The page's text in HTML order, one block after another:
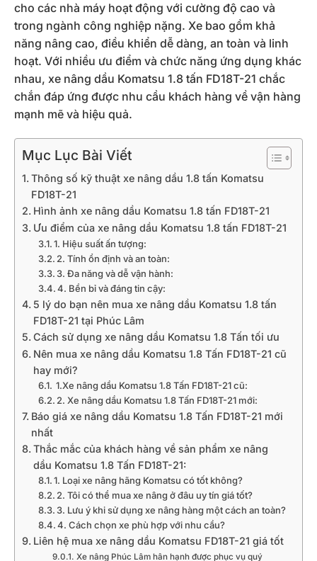
cho các nhà máy hoạt động với cường độ cao và
trong ngành công nghiệp nặng. Xe bao gồm khả
năng nâng cao, điều khiển dễ dàng, an toàn và linh
hoạt. Với nhiều ưu điểm và chức năng ứng dụng khác
nhau, xe nâng dầu Komatsu 1.8 tấn FD18T-21 chắc
chắn đáp ứng được nhu cầu khách hàng về vận hàng
mạnh mẽ và hiệu quả.
Mục Lục Bài Viết
Thông số kỹ thuật xe nâng dầu 1.8 tấn Komatsu
FD18T-21
Hình ảnh xe nâng dầu Komatsu 1.8 tấn FD18T-21
Ưu điểm của xe nâng dầu Komatsu 1.8 tấn FD18T-21
1. Hiệu suất ấn tượng:
2. Tính ổn định và an toàn:
3. Đa năng và dễ vận hành:
4. Bền bỉ và đáng tin cậy:
5 lý do bạn nên mua xe nâng dầu Komatsu 1.8 tấn
FD18T-21 tại Phúc Lâm
Cách sử dụng xe nâng dầu Komatsu 1.8 Tấn tối ưu
Nên mua xe nâng dầu Komatsu 1.8 Tấn FD18T-21 cũ
hay mới?
1.Xe nâng dầu Komatsu 1.8 Tấn FD18T-21 cũ:
2. Xe nâng dầu Komatsu 1.8 Tấn FD18T-21 mới:
Báo giá xe nâng dầu Komatsu 1.8 Tấn FD18T-21 mới
nhất
Thắc mắc của khách hàng về sản phẩm xe nâng
dầu Komatsu 1.8 Tấn FD18T-21:
1. Loại xe nâng hãng Komatsu có tốt không?
2. Tôi có thể mua xe nâng ở đâu uy tín giá tốt?
3. Lưu ý khi sử dụng xe nâng hàng một cách an toàn?
4. Cách chọn xe phù hợp với nhu cầu?
Liên hệ mua xe nâng dầu Komatsu FD18T-21 giá tốt
Xe nâng Phúc Lâm hân hạnh được phục vụ quý